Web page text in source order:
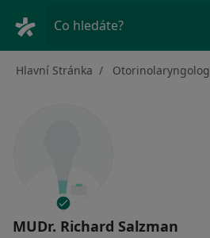
Co hledáte?
Hlavní Stránka Otorinolaryngolog
MUDr. Richard Salzman